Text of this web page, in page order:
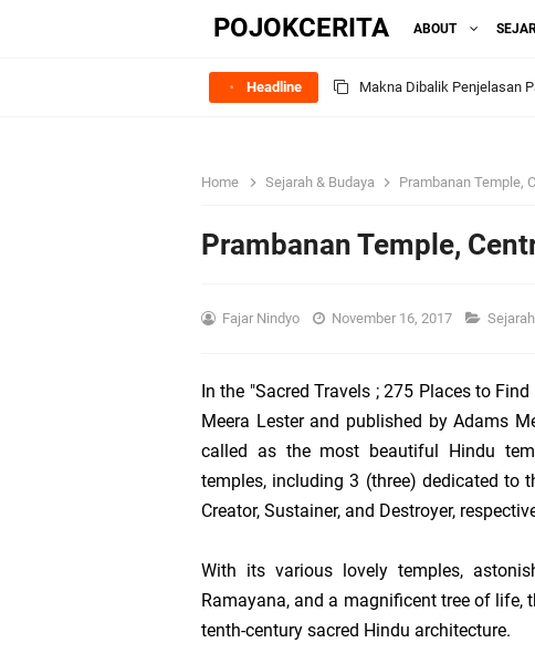
POJOKCERITA ABOUT
Headline Makna Dibalik Penjelasan
Sejarah Asuransi
Pesugihan Gunung Kawi
Saat Tiba Di Persimpangan
Ketika Permainan “Cari
Cara Melakukan Utang
Home Sejarah & Budaya Prambanan Temple,
Prambanan Temple,
Fajar Nindyo November 16, 2017
In the "Sacred Travels ; 275 Places to
Meera Lester and published by Adams
called as the most beautiful Hindu
temples, including 3 (three) dedicated to
Creator, Sustainer, and Destroyer,
With its various lovely temples,
Ramayana, and a magnificent tree of life,
tenth-century sacred Hindu architecture.